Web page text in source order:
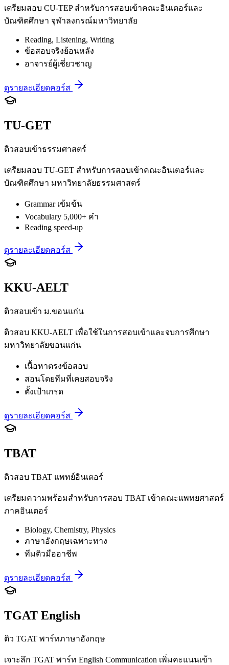
เตรียมสอบ CU-TEP สำหรับการสอบเข้าคณะอินเตอร์และ
บัณฑิตศึกษา จุฬาลงกรณ์มหาวิทยาลัย
Reading, Listening, Writing
ข้อสอบจริงย้อนหลัง
อาจารย์ผู้เชี่ยวชาญ
ดูรายละเอียดคอร์ส
TU-GET
ติวสอบเข้าธรรมศาสตร์
เตรียมสอบ TU-GET สำหรับการสอบเข้าคณะอินเตอร์และ
บัณฑิตศึกษา มหาวิทยาลัยธรรมศาสตร์
Grammar เข้มข้น
Vocabulary 5,000+ คำ
Reading speed-up
ดูรายละเอียดคอร์ส
KKU-AELT
ติวสอบเข้า ม.ขอนแก่น
ติวสอบ KKU-AELT เพื่อใช้ในการสอบเข้าและจบการศึกษา
มหาวิทยาลัยขอนแก่น
เนื้อหาตรงข้อสอบ
สอนโดยทีมที่เคยสอบจริง
ตั้งเป้าเกรด
ดูรายละเอียดคอร์ส
TBAT
ติวสอบ TBAT แพทย์อินเตอร์
เตรียมความพร้อมสำหรับการสอบ TBAT เข้าคณะแพทยศาสตร์
ภาคอินเตอร์
Biology, Chemistry, Physics
ภาษาอังกฤษเฉพาะทาง
ทีมติวมืออาชีพ
ดูรายละเอียดคอร์ส
TGAT English
ติว TGAT พาร์ทภาษาอังกฤษ
เจาะลึก TGAT พาร์ท English Communication เพิ่มคะแนนเข้า